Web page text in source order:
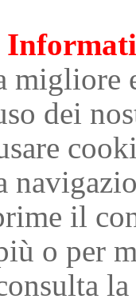
migliore
dei
il
o per